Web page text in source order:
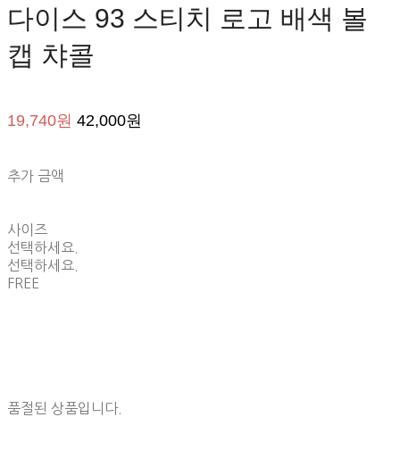
다이스 93 스티치 로고 배색 볼
캡 챠콜
19,740원 42,000원
추가 금액
사이즈
선택하세요.
선택하세요.
FREE
품절된 상품입니다.